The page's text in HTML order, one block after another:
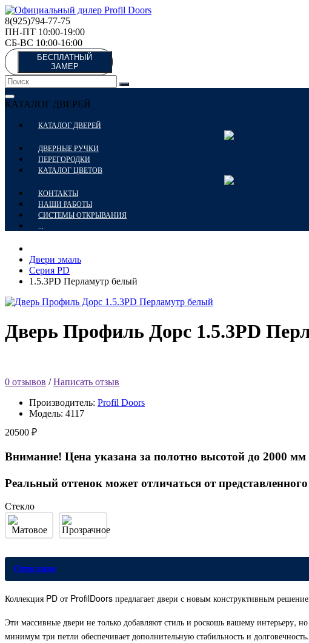
8(925)794-77-75
ПН-ПТ 10:00-19:00
СБ-ВС 10:00-16:00
БЕСПЛАТНЫЙ
ЗАМЕР
КАТАЛОГ ДВЕРЕЙ
КАТАЛОГ ДВЕРЕЙ
ДВЕРНЫЕ РУЧКИ
ПЕРЕГОРОДКИ
КАТАЛОГ ЦВЕТОВ
КОНТАКТЫ
НАШИ РАБОТЫ
СИСТЕМЫ ОТКРЫВАНИЯ
...
Двери эмаль
Серия PD
1.5.3PD Перламутр белый
Дверь Профиль Дорс 1.5.3PD
0 отзывов /Написать отзыв
Производитель: Profil Doors
Модель: 4117
20500 ₽
Внимание! Цена указана за полотно высотой до 2000
Реальный оттенок может отличаться от
Стекло
Описание
Коллекция PD от ProfilDoors предлагает двери с новым конструктивным
Эти массивные двери не только добавляют стиль и роскошь вашему
минимум три петли обеспечивает дополнительную стабильность и долговечность.